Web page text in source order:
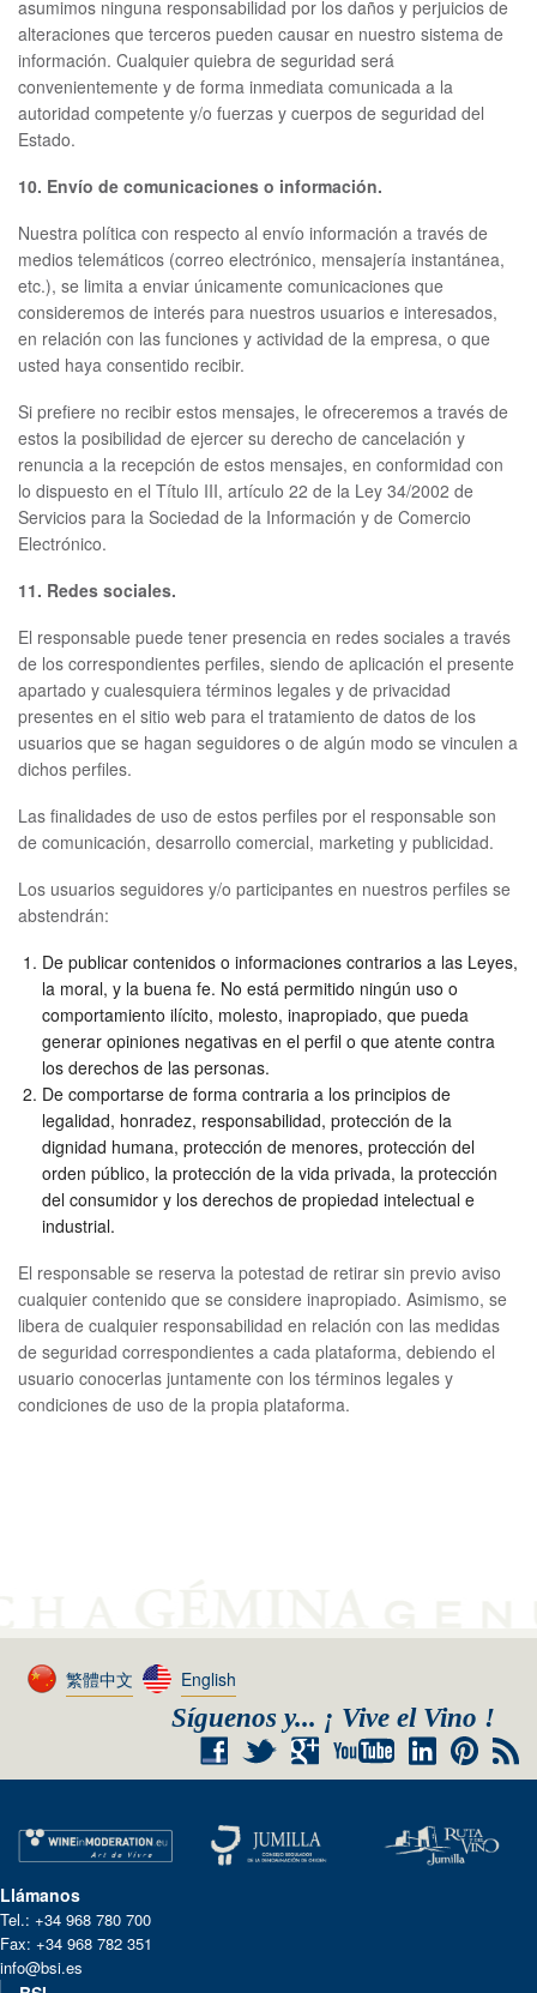
asumimos ninguna responsabilidad por los daños y perjuicios de
alteraciones que terceros pueden causar en nuestro sistema de
información. Cualquier quiebra de seguridad será
convenientemente y de forma inmediata comunicada a la
autoridad competente y/o fuerzas y cuerpos de seguridad del
Estado.
10. Envío de comunicaciones o información.
Nuestra política con respecto al envío información a través de
medios telemáticos (correo electrónico, mensajería instantánea,
etc.), se limita a enviar únicamente comunicaciones que
consideremos de interés para nuestros usuarios e interesados,
en relación con las funciones y actividad de la empresa, o que
usted haya consentido recibir.
Si prefiere no recibir estos mensajes, le ofreceremos a través de
estos la posibilidad de ejercer su derecho de cancelación y
renuncia a la recepción de estos mensajes, en conformidad con
lo dispuesto en el Título III, artículo 22 de la Ley 34/2002 de
Servicios para la Sociedad de la Información y de Comercio
Electrónico.
11. Redes sociales.
El responsable puede tener presencia en redes sociales a través
de los correspondientes perfiles, siendo de aplicación el presente
apartado y cualesquiera términos legales y de privacidad
presentes en el sitio web para el tratamiento de datos de los
usuarios que se hagan seguidores o de algún modo se vinculen a
dichos perfiles.
Las finalidades de uso de estos perfiles por el responsable son
de comunicación, desarrollo comercial, marketing y publicidad.
Los usuarios seguidores y/o participantes en nuestros perfiles se
abstendrán:
De publicar contenidos o informaciones contrarios a las Leyes,
la moral, y la buena fe. No está permitido ningún uso o
comportamiento ilícito, molesto, inapropiado, que pueda
generar opiniones negativas en el perfil o que atente contra
los derechos de las personas.
De comportarse de forma contraria a los principios de
legalidad, honradez, responsabilidad, protección de la
dignidad humana, protección de menores, protección del
orden público, la protección de la vida privada, la protección
del consumidor y los derechos de propiedad intelectual e
industrial.
El responsable se reserva la potestad de retirar sin previo aviso
cualquier contenido que se considere inapropiado. Asimismo, se
libera de cualquier responsabilidad en relación con las medidas
de seguridad correspondientes a cada plataforma, debiendo el
usuario conocerlas juntamente con los términos legales y
condiciones de uso de la propia plataforma.
繁體中文 English
Síguenos y... ¡ Vive el Vino !
+ RSS
Llámanos
Tel.: +34 968 780 700
Fax: +34 968 782 351
info@bsi.es